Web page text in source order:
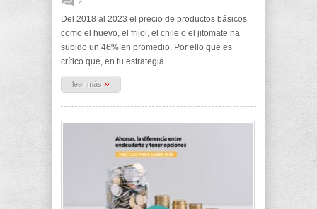
Del 2018 al 2023 el precio de productos básicos
como el huevo, el frijol, el chile o el jitomate ha
subido un 46% en promedio. Por ello que es
crítico que, en tu estrategia
leer más »